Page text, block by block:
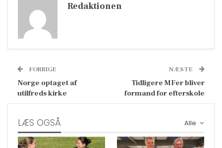
Redaktionen
FORRIGE
Norge optaget af
utilfreds kirke
NÆSTE
Tidligere MFer bliver
formand for efterskole
Alle
LÆS OGSÅ